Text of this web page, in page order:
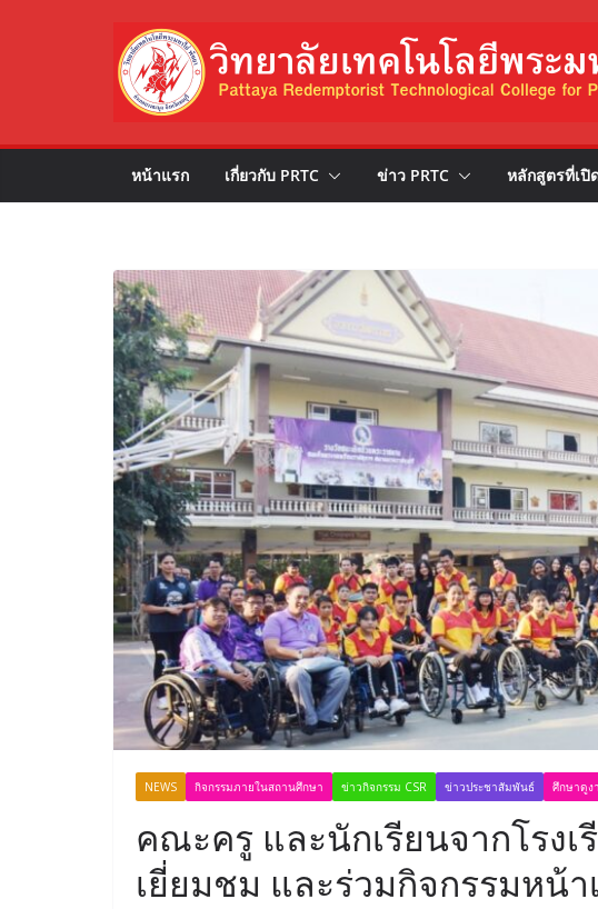
หน้าแรก เกี่ยวกับ PRTC ข่าว PRTC หลักสูตรที่เปิ
NEWS กิจกรรมภายในสถานศึกษา ข่าวกิจกรรม CSR ข่าวประชาสัมพันธ์ ศึกษาดูง
คณะครู และนักเรียนจากโรงเ
เยี่ยมชม และร่วมกิจกรรมหน้า